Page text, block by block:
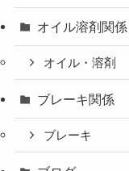
オイル溶剤関係
オイル・溶剤
ブレーキ関係
ブレーキ